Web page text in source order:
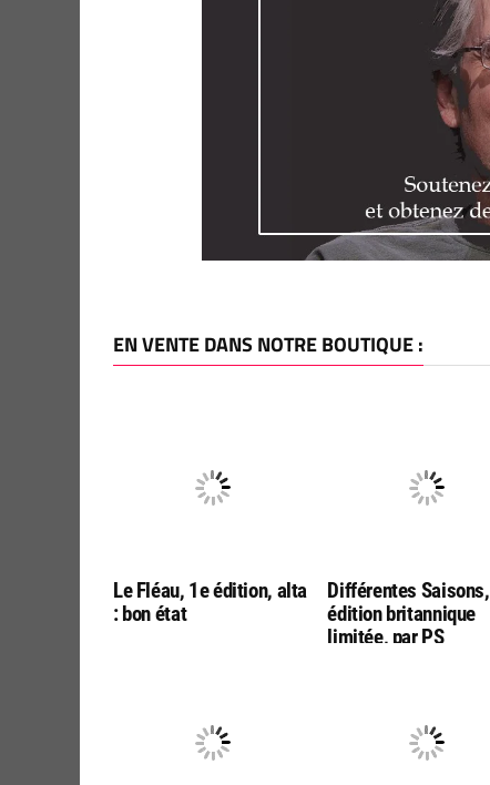
EN VENTE DANS NOTRE BOUTIQUE :
Le Fléau, 1e édition, alta
: bon état
Différentes Saisons,
édition britannique
limitée, par PS